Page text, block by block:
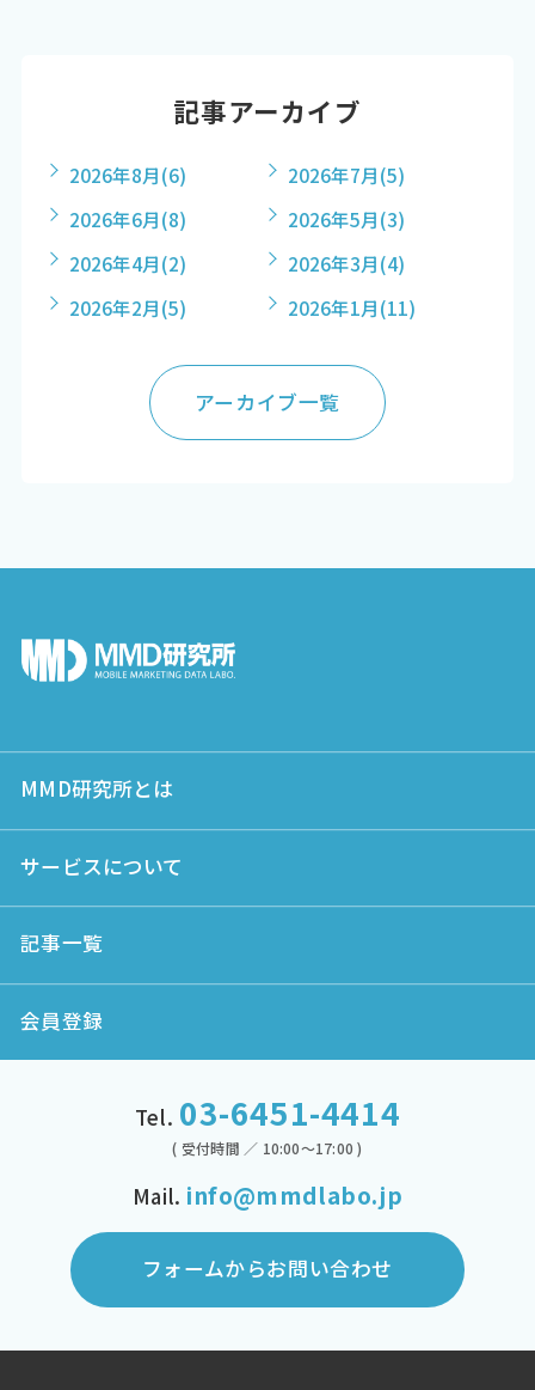
記事アーカイブ
2026年8月(6) 2026年7月(5)
2026年6月(8) 2026年5月(3)
2026年4月(2) 2026年3月(4)
2026年2月(5) 2026年1月(11)
アーカイブ一覧
MMD研究所とは
サービスについて
記事一覧
会員登録
Tel. 03-6451-4414
( 受付時間 ／ 10:00～17:00 )
Mail. info@mmdlabo.jp
フォームからお問い合わせ